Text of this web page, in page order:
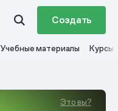
Создать
Учебные материалы Курсы
Это вы?